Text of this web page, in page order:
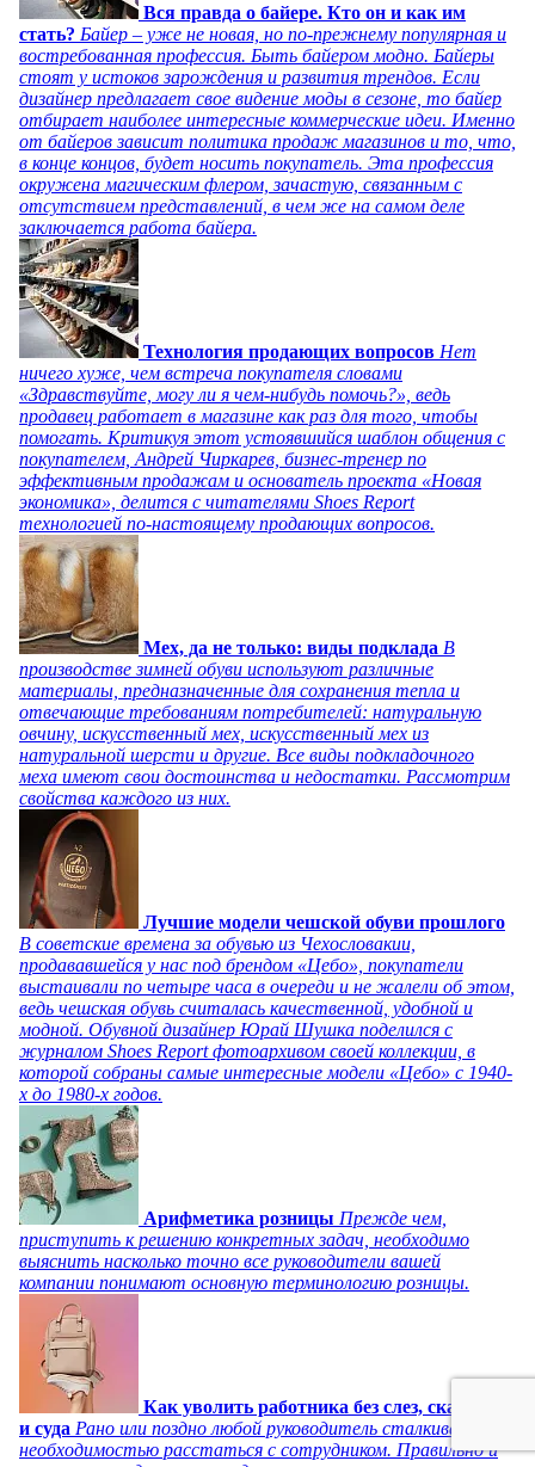
Вся правда о байере. Кто он и как им
стать? Байер – уже не новая, но по-прежнему популярная и
востребованная профессия. Быть байером модно. Байеры
стоят у истоков зарождения и развития трендов. Если
дизайнер предлагает свое видение моды в сезоне, то байер
отбирает наиболее интересные коммерческие идеи. Именно
от байеров зависит политика продаж магазинов и то, что,
в конце концов, будет носить покупатель. Эта профессия
окружена магическим флером, зачастую, связанным с
отсутствием представлений, в чем же на самом деле
заключается работа байера.
Технология продающих вопросов Нет
ничего хуже, чем встреча покупателя словами
«Здравствуйте, могу ли я чем-нибудь помочь?», ведь
продавец работает в магазине как раз для того, чтобы
помогать. Критикуя этот устоявшийся шаблон общения с
покупателем, Андрей Чиркарев, бизнес-тренер по
эффективным продажам и основатель проекта «Новая
экономика», делится с читателями Shoes Report
технологией по-настоящему продающих вопросов.
Мех, да не только: виды подклада В
производстве зимней обуви используют различные
материалы, предназначенные для сохранения тепла и
отвечающие требованиям потребителей: натуральную
овчину, искусственный мех, искусственный мех из
натуральной шерсти и другие. Все виды подкладочного
меха имеют свои достоинства и недостатки. Рассмотрим
свойства каждого из них.
Лучшие модели чешской обуви прошлого
В советские времена за обувью из Чехословакии,
продававшейся у нас под брендом «Цебо», покупатели
выстаивали по четыре часа в очереди и не жалели об этом,
ведь чешская обувь считалась качественной, удобной и
модной. Обувной дизайнер Юрай Шушка поделился с
журналом Shoes Report фотоархивом своей коллекции, в
которой собраны самые интересные модели «Цебо» с 1940-
х до 1980-х годов.
Арифметика розницы Прежде чем,
приступить к решению конкретных задач, необходимо
выяснить насколько точно все руководители вашей
компании понимают основную терминологию розницы.
Как уволить работника без слез, скандала
и суда Рано или поздно любой руководитель сталкивается с
необходимостью расстаться с сотрудником. Правильно и